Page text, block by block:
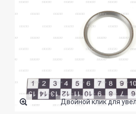
Двойной клик для